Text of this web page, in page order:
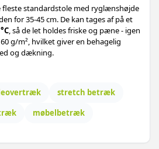
fleste standardstole med ryglænshøjde
for 35-45 cm. De kan tages af på et
, så de let holdes friske og pæne - igen
g/m², hvilket giver en behagelig
og dækning.
stretch betræk
møbelbetræk